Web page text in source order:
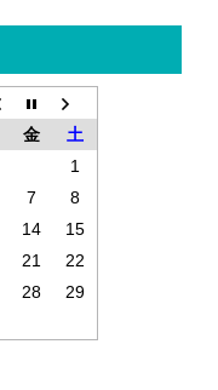
金
土
1
7
8
14
15
21
22
28
29